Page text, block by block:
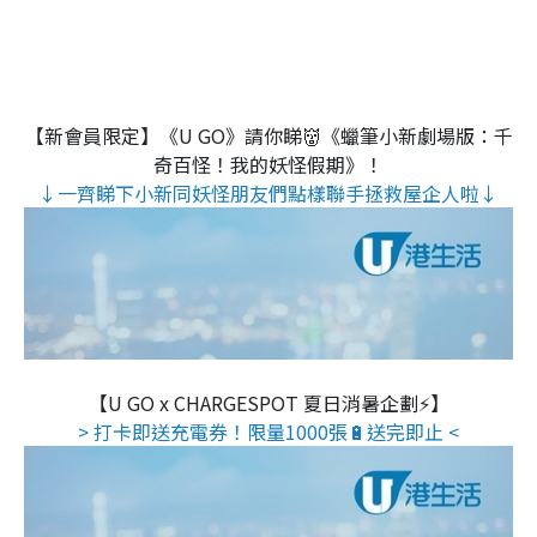
【新會員限定】《U GO》請你睇👹《蠟筆小新劇場版：千
奇百怪！我的妖怪假期》！
↓一齊睇下小新同妖怪朋友們點樣聯手拯救屋企人啦↓
【U GO x CHARGESPOT 夏日消暑企劃⚡】
> 打卡即送充電券！限量1000張🔋送完即止 <